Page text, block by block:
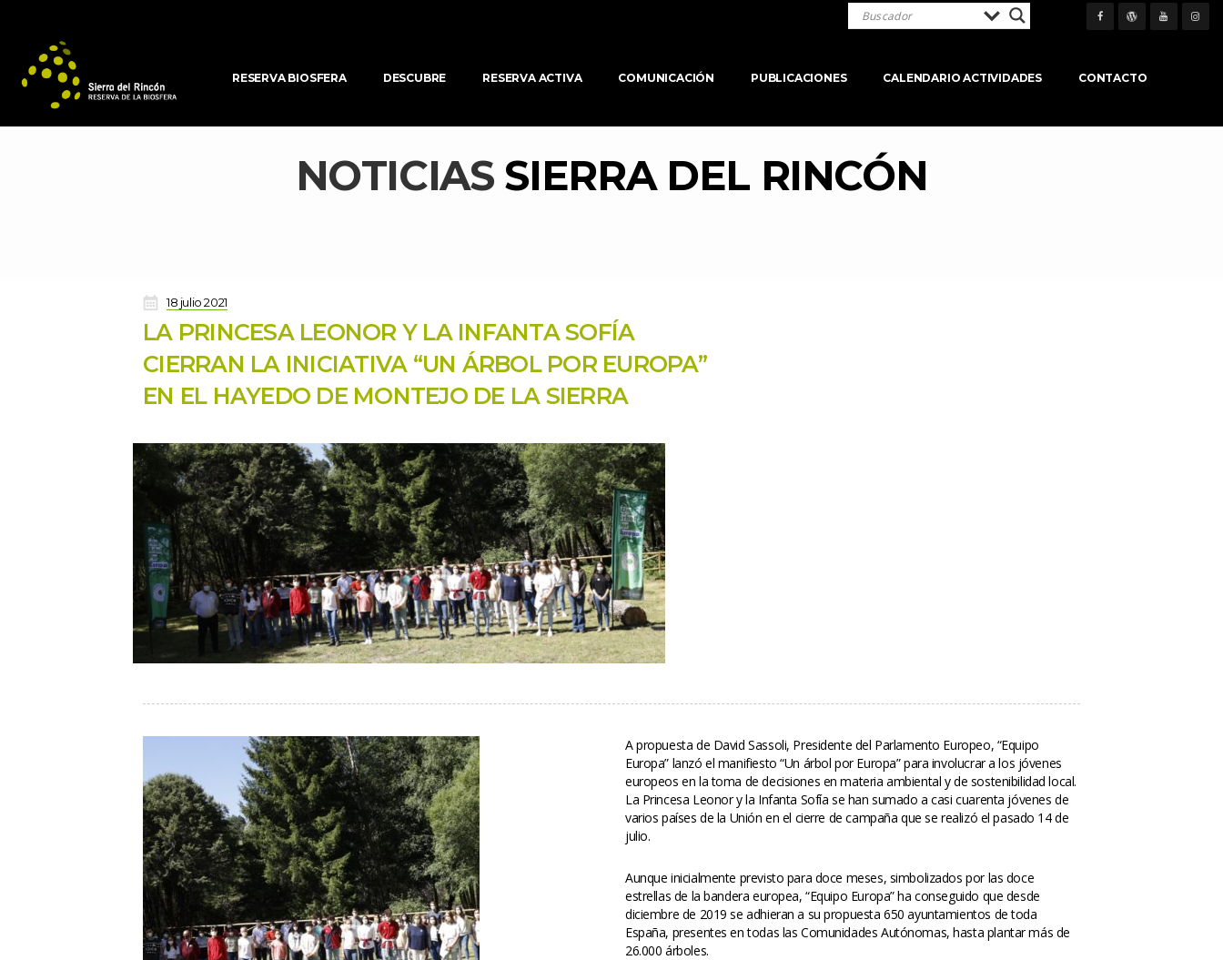
RESERVA BIOSFERA DESCUBRE RESERVA ACTIVA COMUNICACIÓN PUBLICACIONES CALENDARIO ACTIVIDADES CONTACTO
NOTICIAS SIERRA DEL RINCÓN
18 julio 2021
LA PRINCESA LEONOR Y LA INFANTA SOFÍA
CIERRAN LA INICIATIVA “UN ÁRBOL POR EUROPA”
EN EL HAYEDO DE MONTEJO DE LA SIERRA
A propuesta de David Sassoli, Presidente del Parlamento Europeo, “Equipo
Europa” lanzó el manifiesto “Un árbol por Europa” para involucrar a los jóvenes
europeos en la toma de decisiones en materia ambiental y de sostenibilidad local.
La Princesa Leonor y la Infanta Sofía se han sumado a casi cuarenta jóvenes de
varios países de la Unión en el cierre de campaña que se realizó el pasado 14 de
julio.
Aunque inicialmente previsto para doce meses, simbolizados por las doce
estrellas de la bandera europea, “Equipo Europa” ha conseguido que desde
diciembre de 2019 se adhieran a su propuesta 650 ayuntamientos de toda
España, presentes en todas las Comunidades Autónomas, hasta plantar más de
26.000 árboles.